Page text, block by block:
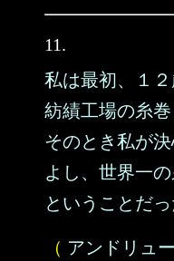
11.
私は最初、１
紡績工場の糸巻
そのとき私が決
よし、世界一
ということだっ
（ アンドリュ